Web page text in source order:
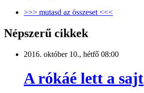
>>> mutasd az összeset <<<
Népszerű cikkek
2016. október 10., hétfő 08:00
A rókáé lett a sajt